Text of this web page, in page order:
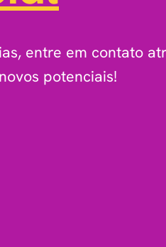
entre em contato
potenciais!